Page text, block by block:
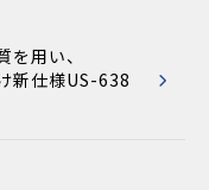
用い、
新仕様US-638